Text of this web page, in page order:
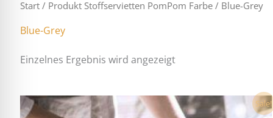
Start/ Produkt Stoffservietten PomPom Farbe / Blue-Grey
Blue-Grey
Einzelnes Ergebnis wird angezeigt
Sale!
Dieses